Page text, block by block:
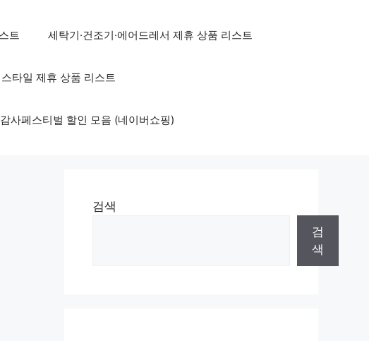
트 세탁기·건조기·에어드레서 제휴 상품 리스트
스타일 제휴 상품 리스트
사페스티벌 할인 모음 (네이버쇼핑)
검색
검
색